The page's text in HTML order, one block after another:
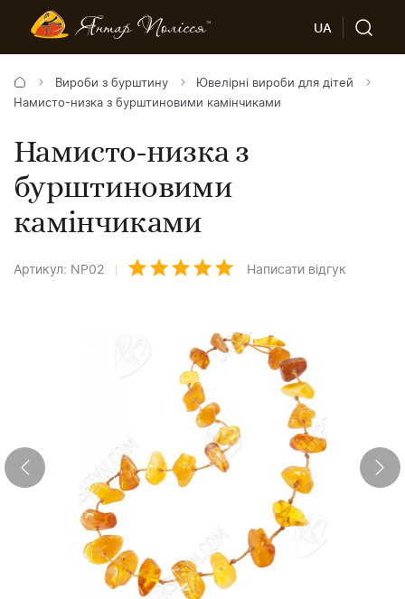
UA
Вироби з бурштину
Ювелірні вироби для дітей
Намисто-низка з бурштиновими камінчиками
Намисто-низка з
бурштиновими
камінчиками
Артикул: NP02 Написати відгук